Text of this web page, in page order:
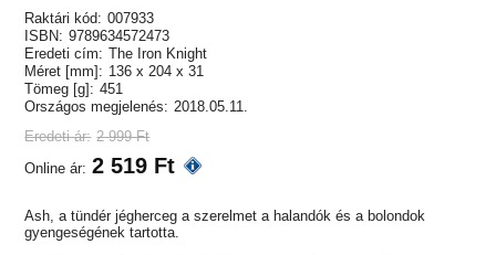
Raktári kód: 007933
ISBN: 9789634572473
Eredeti cím: The Iron Knight
Méret [mm]: 136 x 204 x 31
Tömeg [g]: 451
Országos megjelenés: 2018.05.11.
Eredeti ár: 2 999 Ft
Online ár: 2 519 Ft
Ash, a tündér jégherceg a szerelmet a halandók és a bolondok
gyengeségének tartotta.